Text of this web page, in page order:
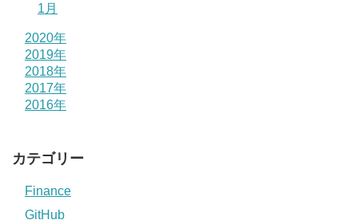
1月
2020年
2019年
2018年
2017年
2016年
カテゴリー
Finance
GitHub